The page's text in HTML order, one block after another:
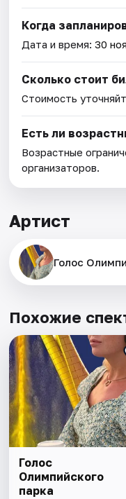
Когда
Дата и время:30
Сколько стоит
Стоимость
Есть ли
Возрастные
организаторов.
Артист
Голос
Похожие
Голос
Олимпийского
парка